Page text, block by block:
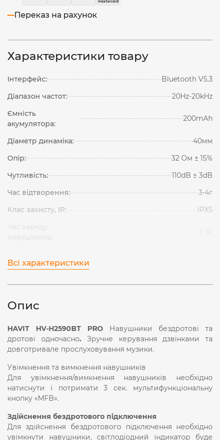
Переказ на рахунок
Характеристики товару
Інтерфейс:
Bluetooth V5.3
Діапазон частот:
20Hz-20kHz
Ємність
акумулятора:
200mAh
Діаметр динаміка:
40мм
Опір:
32 Ом ± 15%
Чутливість:
110dB ± 3dB
Час відтворення:
3-4г
Клас захисту, IP:
IPX5
Всі характеристики
Опис
HAVIT HV-H2590BT PRO Навушники бездротові та
дротові одночасно.Зручне керування дзвінками та
довготривале прослуховування музики.
Увімкнення та вимкнення навушників
Для увімкнення/вимкнення навушників необхідно
натиснути і потримати 3 сек. мультифункціональну
кнопку «MFB».
Здійснення бездротового підключення
Для здійснення бездротового підключення необхідно
увімкнути навушники, світлодіодний індикатор буде